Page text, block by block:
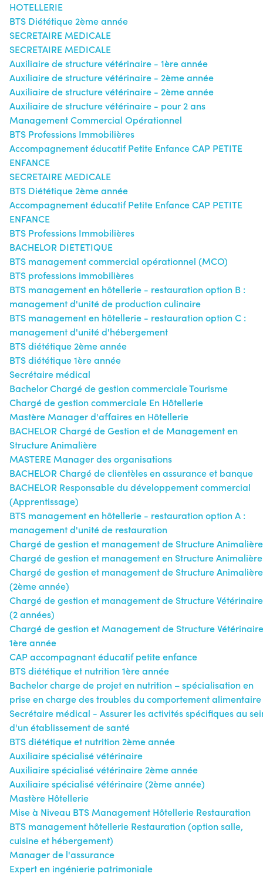
HOTELLERIE
BTS Diététique 2ème année
SECRETAIRE MEDICALE
SECRETAIRE MEDICALE
Auxiliaire de structure vétérinaire - 1ère année
Auxiliaire de structure vétérinaire - 2ème année
Auxiliaire de structure vétérinaire - 2ème année
Auxiliaire de structure vétérinaire - pour 2 ans
Management Commercial Opérationnel
BTS Professions Immobilières
Accompagnement éducatif Petite Enfance CAP PETITE
ENFANCE
SECRETAIRE MEDICALE
BTS Diététique 2ème année
Accompagnement éducatif Petite Enfance CAP PETITE
ENFANCE
BTS Professions Immobilières
BACHELOR DIETETIQUE
BTS management commercial opérationnel (MCO)
BTS professions immobilières
BTS management en hôtellerie - restauration option B :
management d'unité de production culinaire
BTS management en hôtellerie - restauration option C :
management d'unité d'hébergement
BTS diététique 2ème année
BTS diététique 1ère année
Secrétaire médical
Bachelor Chargé de gestion commerciale Tourisme
Chargé de gestion commerciale En Hôtellerie
Mastère Manager d'affaires en Hôtellerie
BACHELOR Chargé de Gestion et de Management en
Structure Animalière
MASTERE Manager des organisations
BACHELOR Chargé de clientèles en assurance et banque
BACHELOR Responsable du développement commercial
(Apprentissage)
BTS management en hôtellerie - restauration option A :
management d'unité de restauration
Chargé de gestion et management de Structure Animalière
Chargé de gestion et management en Structure Animalière
Chargé de gestion et management de Structure Animalière
(2ème année)
Chargé de gestion et management de Structure Vétérinaire
(2 années)
Chargé de gestion et Management de Structure
1ère année
CAP accompagnant éducatif petite enfance
BTS diététique et nutrition 1ère année
Bachelor charge de projet en nutrition – spécialisation en
prise en charge des troubles du comportement alimentaire
Secrétaire médical - Assurer les activités spécifiques au
d'un établissement de santé
BTS diététique et nutrition 2ème année
Auxiliaire spécialisé vétérinaire
Auxiliaire spécialisé vétérinaire 2ème année
Auxiliaire spécialisé vétérinaire (2ème année)
Mastère Hôtellerie
Mise à Niveau BTS Management Hôtellerie Restauration
BTS management hôtellerie Restauration (option salle,
cuisine et hébergement)
Manager de l'assurance
Expert en ingénierie patrimoniale